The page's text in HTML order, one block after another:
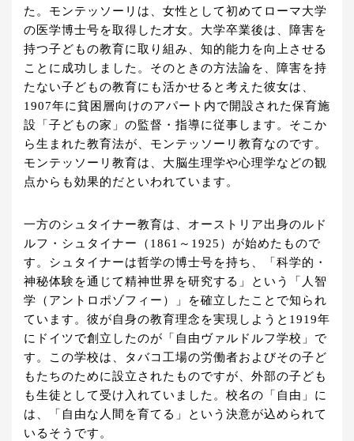
た。モンテッソーリは、女性として初めてローマ大学
の医学博士号を取得した才女。大学卒業後は、障害を
持つ子どもの教育に取り組み、知的能力を向上させる
ことに成功しました。そのときの方法論を、障害を持
たない子どもの教育にも活かせると考えた彼女は、
1907年に貧困層向けのアパート内で開設された保育施
設「子どもの家」の監督・指導に従事します。そこか
ら生まれた教育法が、モンテッソーリ教育なのです。
モンテッソーリ教育は、大脳生理学や心理学などの観
点からも効果的だといわれています。
一方のシュタイナー教育は、オーストリア出身のルド
ルフ・シュタイナー（1861～1925）が始めたもので
す。シュタイナーは哲学の博士号を持ち、「科学的・
神秘体験を通じて精神世界を研究する」という「人智
学（アントロポゾフィー）」を確立したことで知られ
ています。彼が自身の教育理念を実現しようと1919年
にドイツで創立したのが「自由ヴァルドルフ学校」で
す。この学校は、タバコ工場の労働者およびその子ど
もたちのために設立されたものですが、外部の子ども
も生徒として受け入れていました。校名の「自由」に
は、「自由な人間を育てる」という決意が込められて
いるそうです。